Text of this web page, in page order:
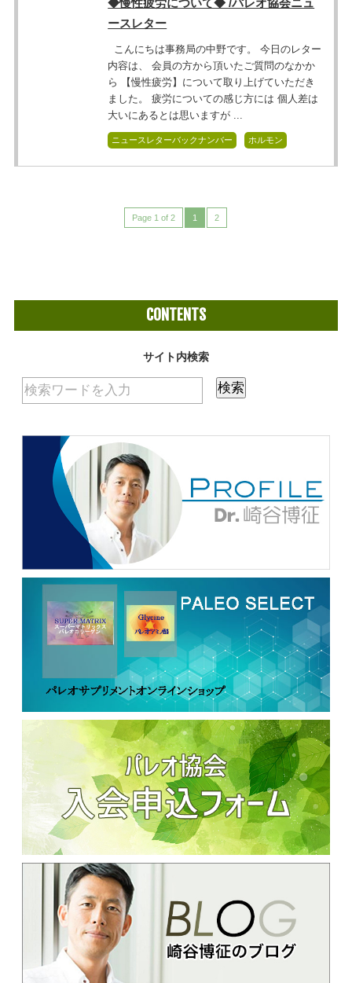
ースレター
こんにちは事務局の中野です。 今日のレター
内容は、 会員の方から頂いたご質問のなかか
ら 【慢性疲労】について取り上げていただき
ました。 疲労についての感じ方には 個人差は
大いにあるとは思いますが ...
ニュースレターバックナンバー ホルモン
Page 1 of 2 1 2
CONTENTS
サイト内検索